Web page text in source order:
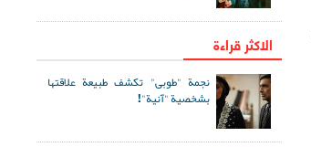
الاكثر قراءة
نجمة "طوبى" تكشف طبيعة علاقتها
بشخصية "آنية"!